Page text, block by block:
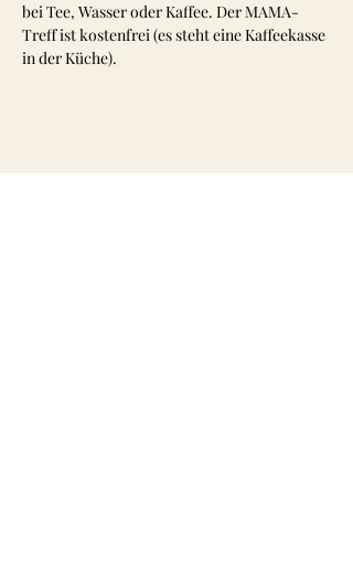
bei Tee, Wasser oder Kaffee. Der MAMA-
Treff ist kostenfrei (es steht eine Kaffeekasse
in der Küche).